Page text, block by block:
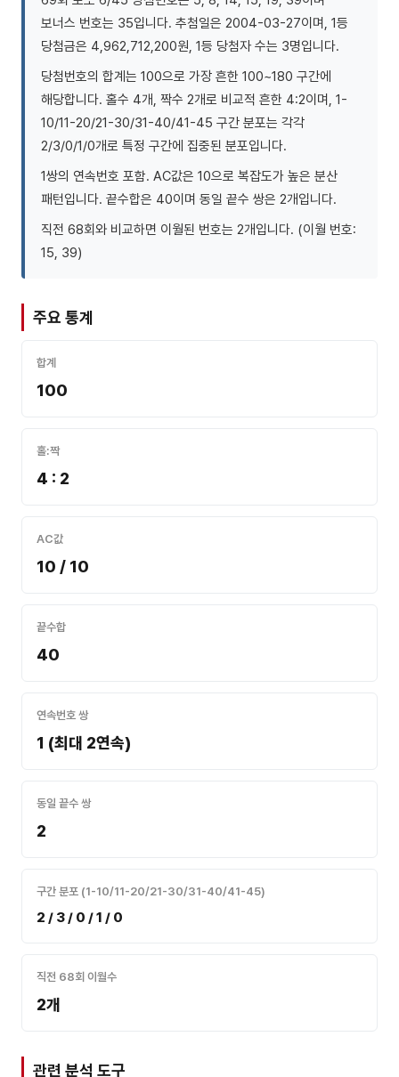
보너스 번호는 35입니다. 추첨일은 2004-03-27이며, 1등
당첨금은 4,962,712,200원, 1등 당첨자 수는 3명입니다.
당첨번호의 합계는 100으로 가장 흔한 100~180 구간에
해당합니다. 홀수 4개, 짝수 2개로 비교적 흔한 4:2이며, 1-
10/11-20/21-30/31-40/41-45 구간 분포는 각각
2/3/0/1/0개로 특정 구간에 집중된 분포입니다.
1쌍의 연속번호 포함. AC값은 10으로 복잡도가 높은 분산
패턴입니다. 끝수합은 40이며 동일 끝수 쌍은 2개입니다.
직전 68회와 비교하면 이월된 번호는 2개입니다. (이월 번호:
15, 39)
주요 통계
합계
100
홀:짝
4 : 2
AC값
10 / 10
끝수합
40
연속번호 쌍
1 (최대 2연속)
동일 끝수 쌍
2
구간 분포 (1-10/11-20/21-30/31-40/41-45)
2 / 3 / 0 / 1 / 0
직전 68회 이월수
2개
관련 분석 도구